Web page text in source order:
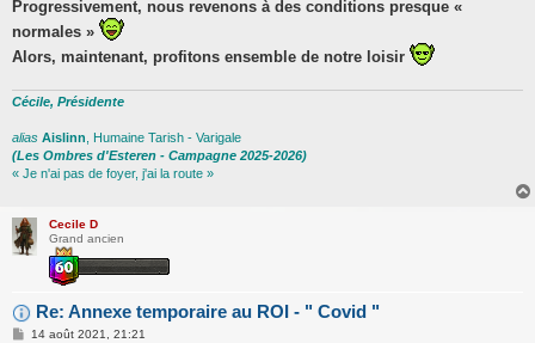
Progressivement, nous revenons à des conditions presque «
normales »
Alors, maintenant, profitons ensemble de notre loisir
Cécile, Présidente
alias Aislinn , Humaine Tarish - Varigale
(Les Ombres d'Esteren - Campagne 2025-2026)
« Je n'ai pas de foyer, j'ai la route »
Cecile D
Grand ancien
Re: Annexe temporaire au ROI - " Covid "
M
14 août 2021, 21:21